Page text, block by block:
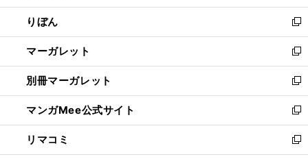
開
く
ウ
で
開
く
ン
ド
ウ
で
開
く
ウ
ィ
ン
ド
ウ
で
開
く
りぼん
新
し
い
ウ
ィ
ン
ド
ウ
で
開
マーガレット
新
し
い
ウ
ィ
ン
ド
ウ
別冊マーガレット
新
し
い
ウ
ィ
ン
マンガMee公式サイト
新
し
い
ウ
リマコミ
新